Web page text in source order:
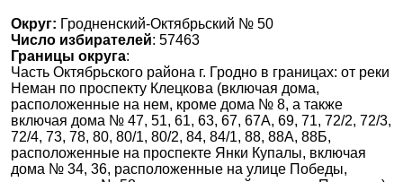
Округ: Гродненский-Октябрьский № 50
Число избирателей: 57463
Границы округа:
Часть Октябрьского района г. Гродно в границах: от реки
Неман по проспекту Клецкова (включая дома,
расположенные на нем, кроме дома № 8, а также
включая дома № 47, 51, 61, 63, 67, 67А, 69, 71, 72/2, 72/3,
72/4, 73, 78, 80, 80/1, 80/2, 84, 84/1, 88, 88А, 88Б,
расположенные на проспекте Янки Купалы, включая
дома № 34, 36, расположенные на улице Победы,